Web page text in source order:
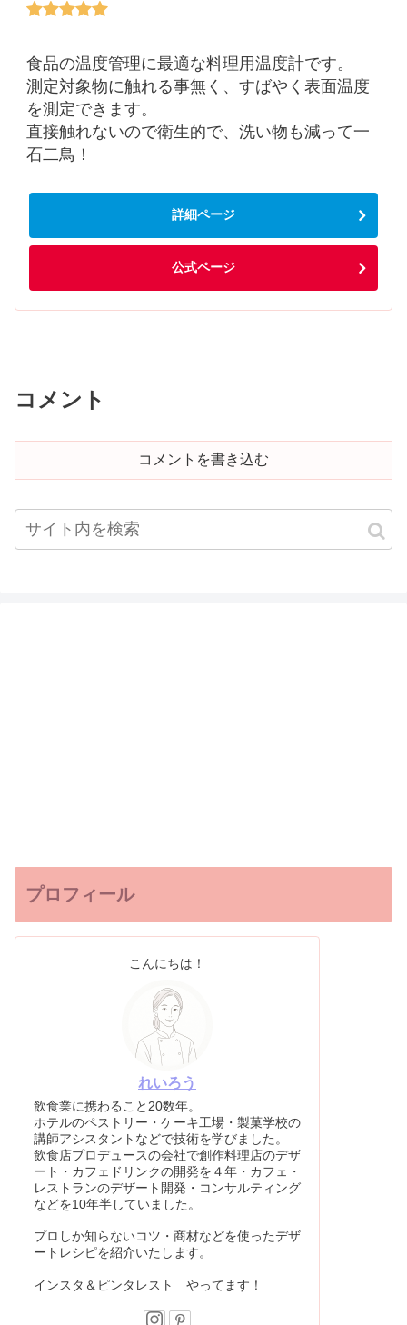
食品の温度管理に最適な料理用温度計です。
測定対象物に触れる事無く、すばやく表面温度
を測定できます。
直接触れないので衛生的で、洗い物も減って一
石二鳥！
詳細ページ
公式ページ
コメント
コメントを書き込む
プロフィール
こんにちは！
れいろう
飲食業に携わること20数年。
ホテルのペストリー・ケーキ工場・製菓学校の
講師アシスタントなどで技術を学びました。
飲食店プロデュースの会社で創作料理店のデザ
ート・カフェドリンクの開発を４年・カフェ・
レストランのデザート開発・コンサルティング
などを10年半していました。
プロしか知らないコツ・商材などを使ったデザ
ートレシピを紹介いたします。
インスタ＆ピンタレスト やってます！